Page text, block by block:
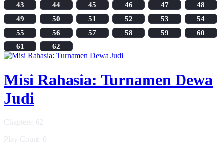
43
44 45 46 47
48
49
50 51 52 53
54
55
56 57 58 59
60
61
62
Misi Rahasia: Turnamen Dewa
Judi
Chapters: 62
Play Count: 0